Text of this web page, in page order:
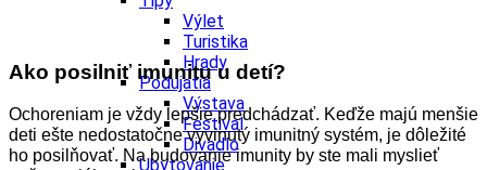
Výlet
Turistika
Hrady
Podujatia
Výstava
Festival
Divadlo
Ubytovanie
Ako posilniť imunitu u detí?
Ochoreniam je vždy lepšie predchádzať. Keďže majú menšie
deti ešte nedostatočne vyvinutý imunitný systém, je dôležité
ho posilňovať. Na budovanie imunity by ste mali myslieť